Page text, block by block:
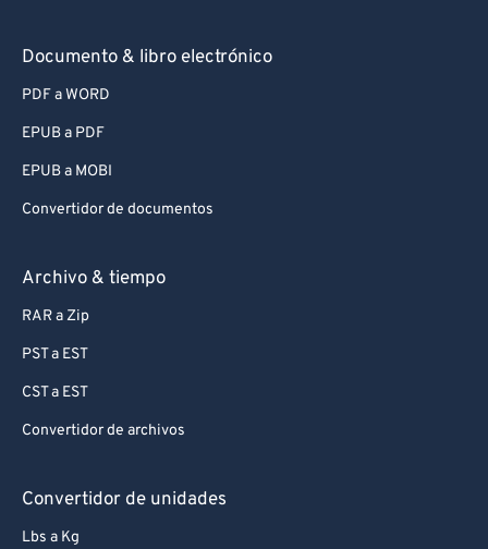
Documento & libro electrónico
PDF a WORD
EPUB a PDF
EPUB a MOBI
Convertidor de documentos
Archivo & tiempo
RAR a Zip
PST a EST
CST a EST
Convertidor de archivos
Convertidor de unidades
Lbs a Kg